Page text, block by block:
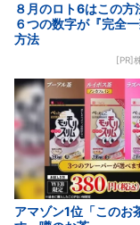
８月のロト6はこの方
６つの数字が『完全
方法
[PR]
アマゾン1位「このお